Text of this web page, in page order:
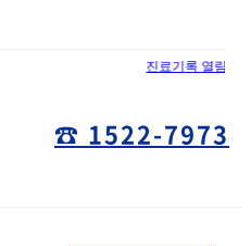
☎ 1522-7973